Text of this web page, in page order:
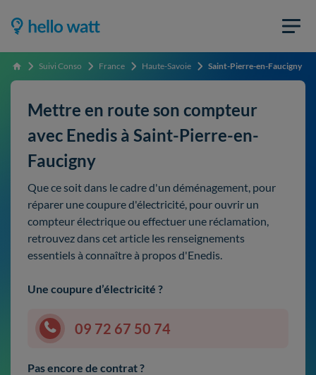
Accueil Suivi Conso France Haute-Savoie Saint-Pierre-en-Faucigny
Mettre en route son compteur
avec Enedis à Saint-Pierre-en-
Faucigny
Que ce soit dans le cadre d'un déménagement, pour
réparer une coupure d'électricité, pour ouvrir un
compteur électrique ou effectuer une réclamation,
retrouvez dans cet article les renseignements
essentiels à connaître à propos d'Enedis.
Une coupure d’électricité ?
09 72 67 50 74
Pas encore de contrat ?